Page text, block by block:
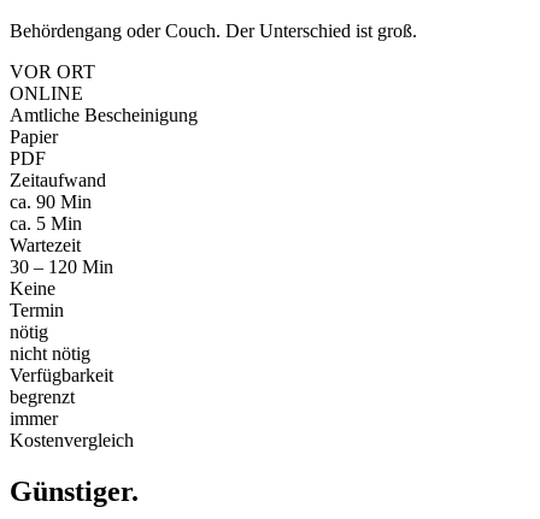
Behördengang oder Couch. Der Unterschied ist groß.
VOR ORT
ONLINE
Amtliche Bescheinigung
Papier
PDF
Zeitaufwand
ca. 90 Min
ca. 5 Min
Wartezeit
30 – 120 Min
Keine
Termin
nötig
nicht nötig
Verfügbarkeit
begrenzt
immer
Kostenvergleich
Günstiger.